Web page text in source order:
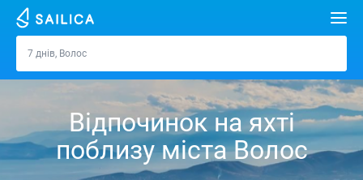
Волос
7 днів, Волос
Хорватія
Напрямки
Марини
Відпочинок на яхті
поблизу міста Волос